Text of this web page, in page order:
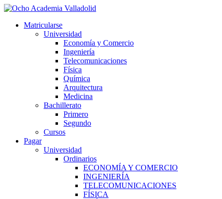
Ir
contenidoMatricularse
Universidad
Economía y Comercio
Ingeniería
Telecomunicaciones
Física
Química
Arquitectura
Medicina
Bachillerato
Primero
Segundo
Cursos
Pagar
Universidad
Ordinarios
ECONOMÍA Y COMERCIO
INGENIERÍA
TELECOMUNICACIONES
FÍSICA